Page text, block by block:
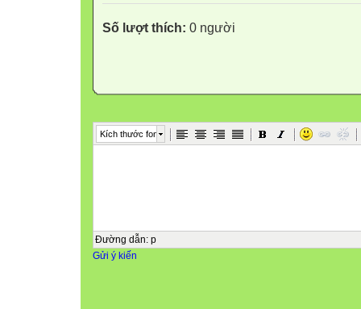
Số lượt thích: 0 người
Kích thước font
Đường dẫn: p
Gửi ý kiến